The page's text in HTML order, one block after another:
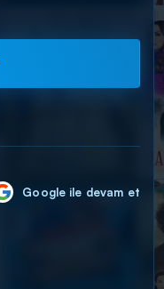
Google ile devam et